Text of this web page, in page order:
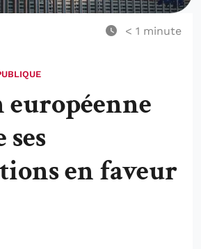
< 1 minute
européenne
en faveur